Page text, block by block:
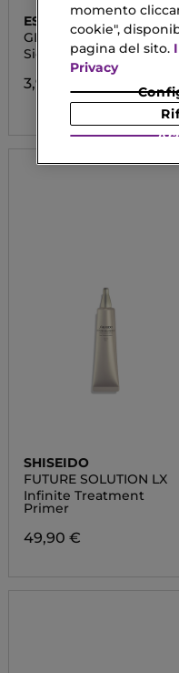
ESSENCE
GLOW LIKE HONEY
Siero Viso in Spray
3,99 €
SHISEIDO
FUTURE SOLUTION LX
Infinite Treatment
Primer
49,90 €
momento
cookie",
pagina del sito.
Privacy